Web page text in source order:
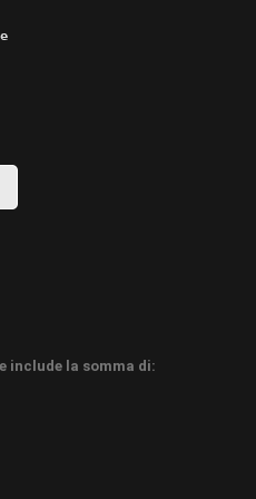
OBBLIGATORI) Su questo
i pezzi speciali su misura,
speciali rallenta l'evasione
se già presenti in accessori
categoria accessori in
tradizionale o radiale in
di stuccare sempre gli spigoli
completa contro
lo spigolo è il punto più
dal materiale. Intestare
un’unione ottimale delle aste.
materiale in più rispetto alla
misurata, per tenere conto
le eventuali fessure, prestando
include la somma di: